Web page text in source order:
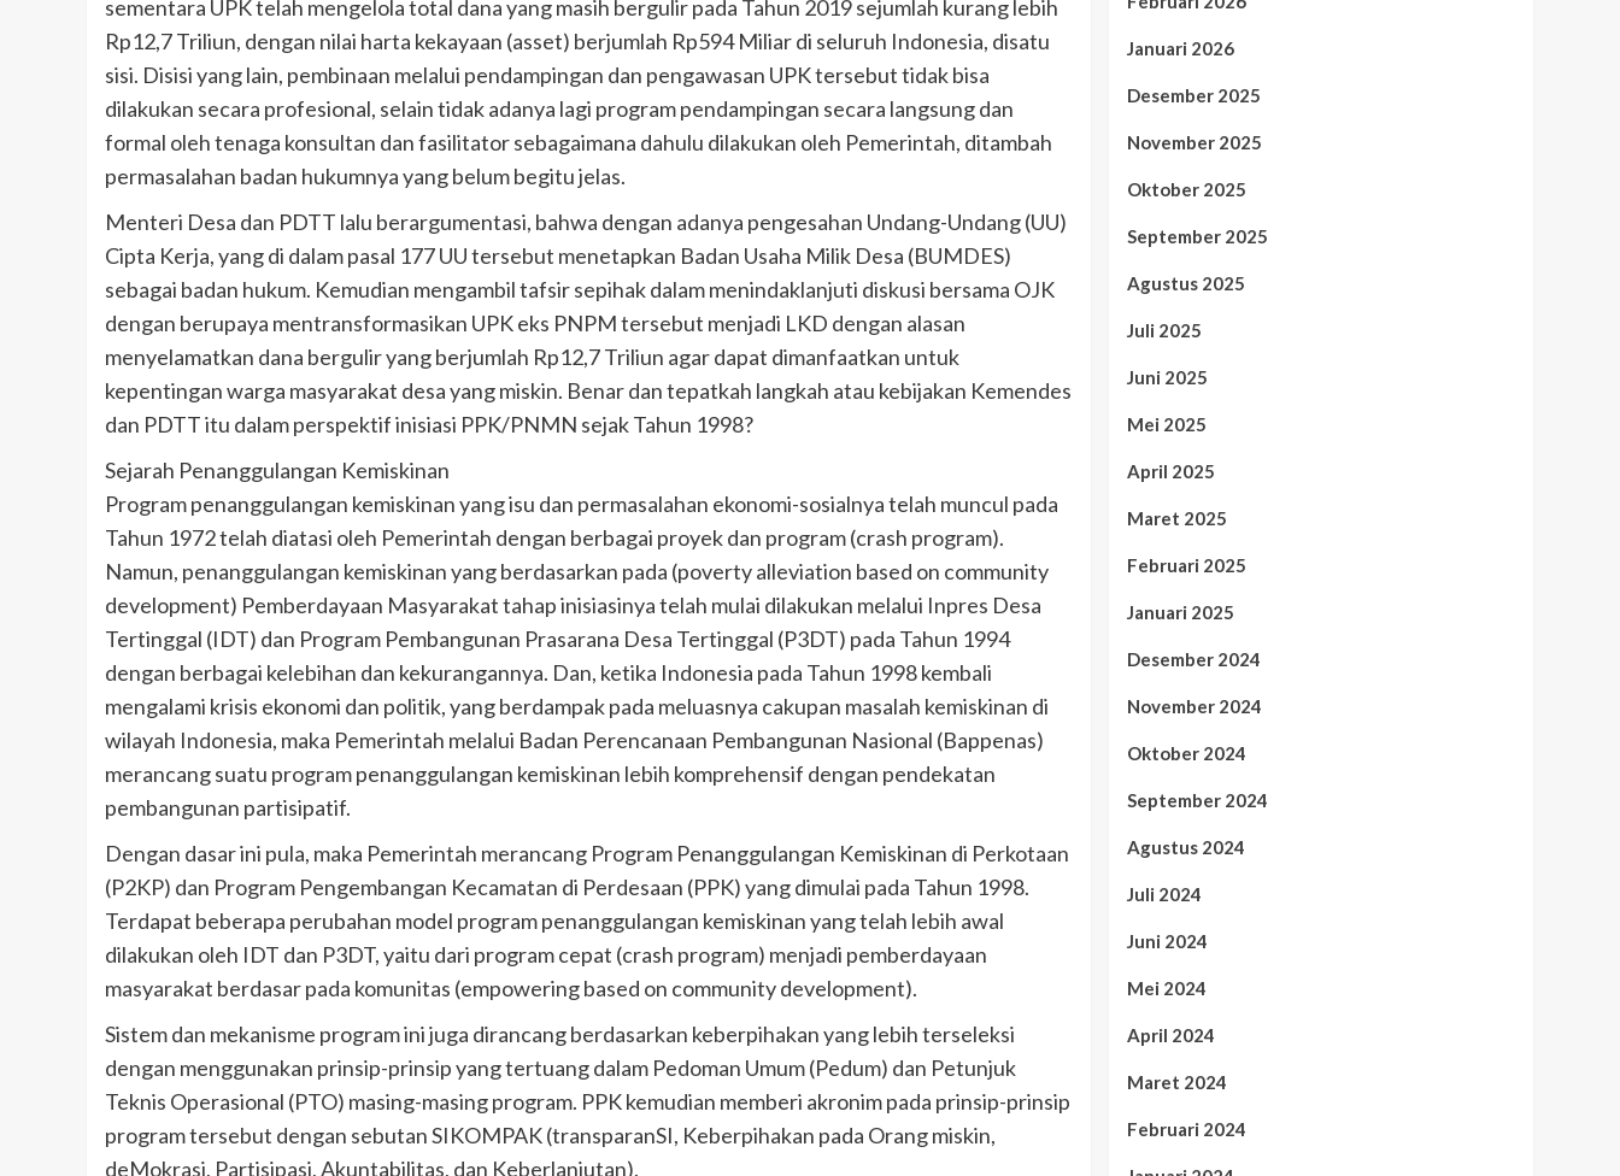
sementara UPK telah mengelola total dana yang masih bergulir pada Tahun 2019 sejumlah kurang lebih
Rp12,7 Triliun, dengan nilai harta kekayaan (asset) berjumlah Rp594 Miliar di seluruh Indonesia, disatu
sisi. Disisi yang lain, pembinaan melalui pendampingan dan pengawasan UPK tersebut tidak bisa
dilakukan secara profesional, selain tidak adanya lagi program pendampingan secara langsung dan
formal oleh tenaga konsultan dan fasilitator sebagaimana dahulu dilakukan oleh Pemerintah, ditambah
permasalahan badan hukumnya yang belum begitu jelas.
Menteri Desa dan PDTT lalu berargumentasi, bahwa dengan adanya pengesahan Undang-Undang (UU)
Cipta Kerja, yang di dalam pasal 177 UU tersebut menetapkan Badan Usaha Milik Desa (BUMDES)
sebagai badan hukum. Kemudian mengambil tafsir sepihak dalam menindaklanjuti diskusi bersama OJK
dengan berupaya mentransformasikan UPK eks PNPM tersebut menjadi LKD dengan alasan
menyelamatkan dana bergulir yang berjumlah Rp12,7 Triliun agar dapat dimanfaatkan untuk
kepentingan warga masyarakat desa yang miskin. Benar dan tepatkah langkah atau kebijakan Kemendes
dan PDTT itu dalam perspektif inisiasi PPK/PNMN sejak Tahun 1998?
Sejarah Penanggulangan Kemiskinan
Program penanggulangan kemiskinan yang isu dan permasalahan ekonomi-sosialnya telah muncul pada
Tahun 1972 telah diatasi oleh Pemerintah dengan berbagai proyek dan program (crash program).
Namun, penanggulangan kemiskinan yang berdasarkan pada (poverty alleviation based on community
development) Pemberdayaan Masyarakat tahap inisiasinya telah mulai dilakukan melalui Inpres Desa
Tertinggal (IDT) dan Program Pembangunan Prasarana Desa Tertinggal (P3DT) pada Tahun 1994
dengan berbagai kelebihan dan kekurangannya. Dan, ketika Indonesia pada Tahun 1998 kembali
mengalami krisis ekonomi dan politik, yang berdampak pada meluasnya cakupan masalah kemiskinan di
wilayah Indonesia, maka Pemerintah melalui Badan Perencanaan Pembangunan Nasional (Bappenas)
merancang suatu program penanggulangan kemiskinan lebih komprehensif dengan pendekatan
pembangunan partisipatif.
Dengan dasar ini pula, maka Pemerintah merancang Program Penanggulangan Kemiskinan di Perkotaan
(P2KP) dan Program Pengembangan Kecamatan di Perdesaan (PPK) yang dimulai pada Tahun 1998.
Terdapat beberapa perubahan model program penanggulangan kemiskinan yang telah lebih awal
dilakukan oleh IDT dan P3DT, yaitu dari program cepat (crash program) menjadi pemberdayaan
masyarakat berdasar pada komunitas (empowering based on community development).
Sistem dan mekanisme program ini juga dirancang berdasarkan keberpihakan yang lebih terseleksi
dengan menggunakan prinsip-prinsip yang tertuang dalam Pedoman Umum (Pedum) dan Petunjuk
Teknis Operasional (PTO) masing-masing program. PPK kemudian memberi akronim pada prinsip-prinsip
program tersebut dengan sebutan SIKOMPAK (transparanSI, Keberpihakan pada Orang miskin,
deMokrasi, Partisipasi, Akuntabilitas, dan Keberlanjutan).
Januari 2026
Desember 2025
November 2025
Oktober 2025
September 2025
Agustus 2025
Juli 2025
Juni 2025
Mei 2025
April 2025
Maret 2025
Februari 2025
Januari 2025
Desember 2024
November 2024
Oktober 2024
September 2024
Agustus 2024
Juli 2024
Juni 2024
Mei 2024
April 2024
Maret 2024
Februari 2024